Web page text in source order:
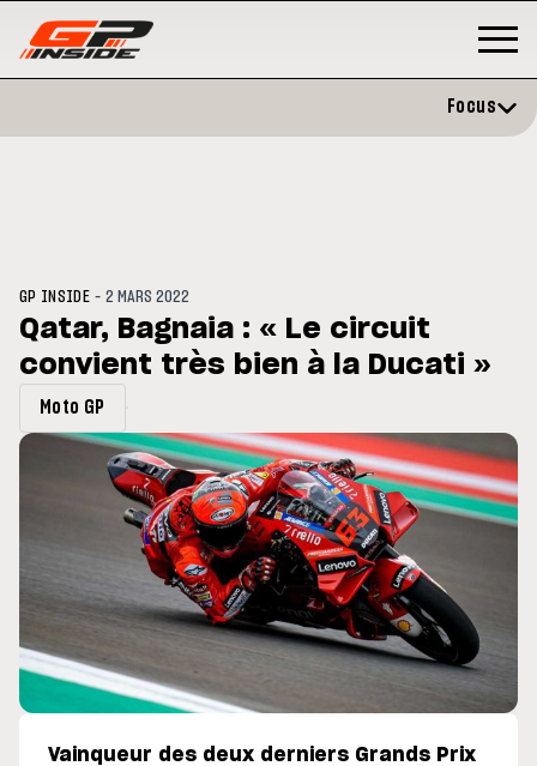
du GP de Grande-
MOTO GP
Focus
GP INSIDE -2 MARS 2022
Qatar, Bagnaia : « Le circuit
convient très bien à la Ducati »
Moto GP
Vainqueur des deux derniers Grands Prix